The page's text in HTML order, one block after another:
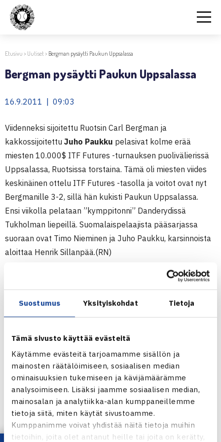
Suostumus Yksityiskohdat Tietoja
Tämä sivusto käyttää evästeitä
Käytämme evästeitä tarjoamamme sisällön ja
mainosten räätälöimiseen, sosiaalisen median
ominaisuuksien tukemiseen ja kävijämäärämme
analysoimiseen. Lisäksi jaamme sosiaalisen median,
mainosalan ja analytiikka-alan kumppaneillemme
tietoja siitä, miten käytät sivustoamme.
Kumppanimme voivat yhdistää näitä tietoja muihin
tietoihin, joita olet antanut heille tai joita on kerätty,
Etusivu > Uutiset> Bergman pysäytti Paukun Uppsalassa
Bergman pysäytti Paukun Uppsalassa
16.9.2011 | 09:03
Viidenneksi sijoitettu Ruotsin Carl Bergman ja
kakkossijoitettu Juho Paukku pelasivat kolme erää
miesten 10.000$ ITF Futures -turnauksen puolivälierissä
Uppsalassa, Ruotsissa torstaina. Tämä oli miesten viides
keskinäinen ottelu ITF Futures -tasolla ja voitot ovat nyt
Bergmanille 3-2, sillä hän kukisti Paukun Uppsalassa.
Ensi viikolla pelataan ”kymppitonni” Danderydissä
Tukholman liepeillä. Suomalaispelaajista pääsarjassa
suoraan ovat Timo Nieminen ja Juho Paukku, karsinnoista
aloittaa Henrik Sillanpää.(RN)
12.-18.9.2011 Uppsala, Ruotsi
Kaksinpeli
Puolivälieriä: Carl Bergman Ruotsi (5.) – Juho Paukku (2.)
67(3) 63 61
Uppsalan ITF Futures -turnaus verkossa
Juho Paukku